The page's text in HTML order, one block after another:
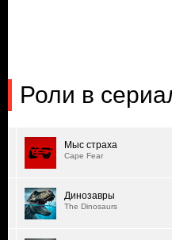
Роли в
Мыс страха
Cape Fear
Динозавры
The Dinosaurs